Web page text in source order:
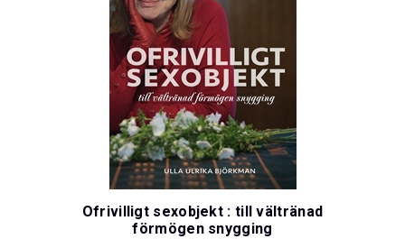
Ofrivilligt sexobjekt : till vältränad
förmögen snygging